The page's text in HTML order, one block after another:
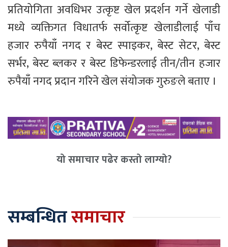
प्रतियोगिता अवधिभर उत्कृष्ट खेल प्रदर्शन गर्ने खेलाडी
मध्ये व्यक्तिगत विधातर्फ सर्वोत्कृष्ट खेलाडीलाई पाँच
हजार रुपैयाँ नगद र बेस्ट स्पाइकर, बेस्ट सेटर, बेस्ट
सर्भर, बेस्ट ब्लकर र बेस्ट डिफेन्डरलाई तीन/तीन हजार
रुपैयाँ नगद प्रदान गरिने खेल संयोजक गुरुङले बताए ।
यो समाचार पढेर कस्तो लाग्यो?
सम्बन्धितसमाचार